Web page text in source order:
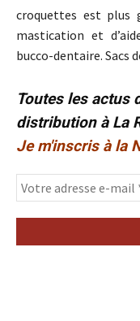
croquettes est plus
mastication et
bucco-dentaire. Sacs
Toutes les actus
distribution à La
Je m'inscris à la